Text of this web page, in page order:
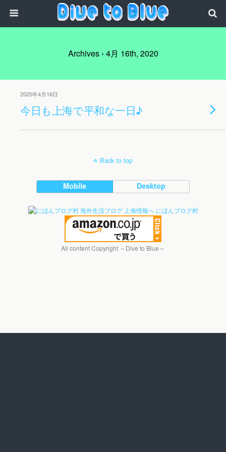
Archives › 4月 16th, 2020
2020年4月16日
今日も上海で平和な一日♪
Back to top
Mobile Desktop
にほんブログ村
All content Copyright ～Dive to Blue～